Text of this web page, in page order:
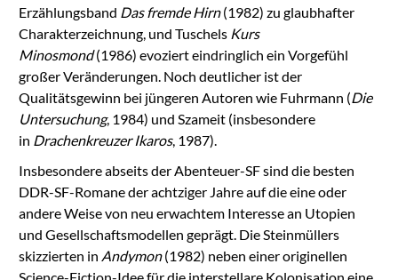
Erzählungsband Das fremde Hirn(1982) zu glaubhafter
Charakterzeichnung, und Tuschels Kurs
Minosmond(1986) evoziert eindringlich ein Vorgefühl
großer Veränderungen. Noch deutlicher ist der
Qualitätsgewinn bei jüngeren Autoren wie Fuhrmann (Die
Untersuchung, 1984) und Szameit (insbesondere
in Drachenkreuzer Ikaros, 1987).
Insbesondere abseits der Abenteuer-SF sind die besten
DDR-SF-Romane der achtziger Jahre auf die eine oder
andere Weise von neu erwachtem Interesse an Utopien
und Gesellschaftsmodellen geprägt. Die Steinmüllers
skizzierten in Andymon(1982) neben einer originellen